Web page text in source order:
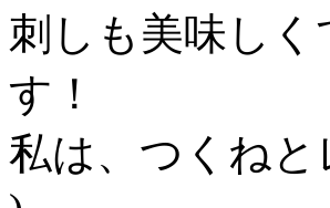
刺しも美味し
す！
私は、つくね